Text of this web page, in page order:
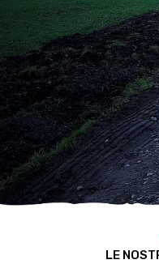
LE